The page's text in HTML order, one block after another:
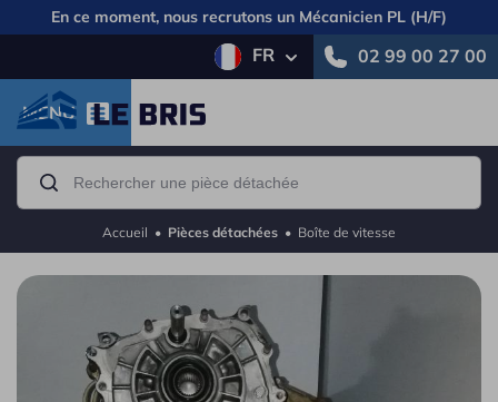
En ce moment, nous recrutons un Mécanicien PL (H/F)
FR 02 99 00 27 00
MENU
Accueil • Pièces détachées • Boîte de vitesse